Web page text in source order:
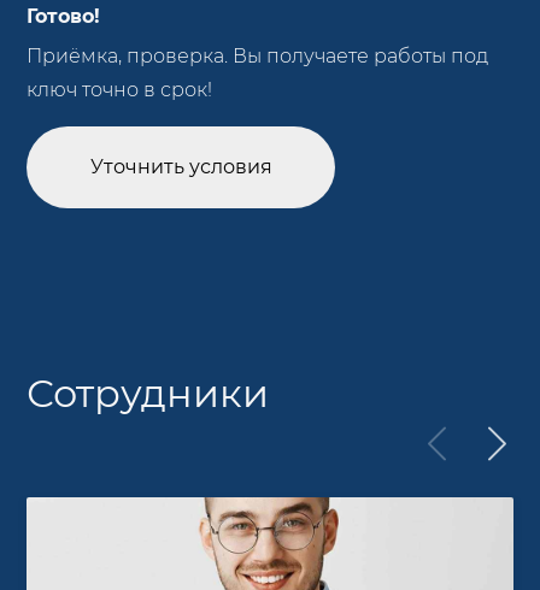
Готово!
Приёмка, проверка. Вы получаете работы под
ключ точно в срок!
Уточнить условия
Сотрудники